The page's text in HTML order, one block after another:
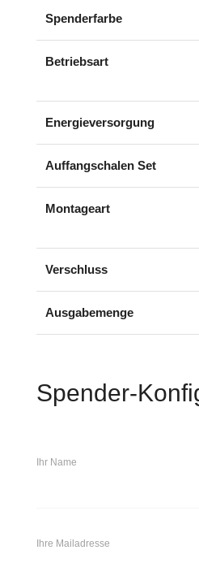
Spenderfarbe
Betriebsart
Energieversorgung
Auffangschalen Set
Montageart
Verschluss
Ausgabemenge
Spender-
Ihr Name
Ihre Mailadresse